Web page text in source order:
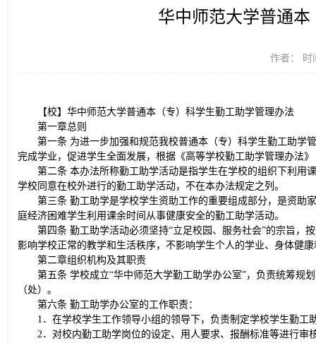
华中师范大学普通
作者： 时
【校】华中师范大学普通本（专）科学生勤工助学管理办法
第一章总则
第一条 为进一步加强和规范我校普通本（专）科学生勤工助学
完成学业，促进学生全面发展，根据《高等学校勤工助学管理办法
第二条 本办法所称勤工助学活动是指学生在学校的组织下利用
学校同意在校外进行的勤工助学活动，不在本办法规定之列。
第三条 勤工助学是学校学生资助工作的重要组成部分，是资助
庭经济困难学生利用课余时间从事健康安全的勤工助学活动。
第四条 勤工助学活动必须坚持“立足校园、服务社会”的宗旨，
影响学校正常的教学和生活秩序，不影响学生个人的学业、身体健
第二章组织机构及其职责
第五条 学校成立“华中师范大学勤工助学办公室”，负责统筹规
（处）。
第六条 勤工助学办公室的工作职责：
1．在学校学生工作领导小组的领导下，负责制定学校学生勤
2．对校内勤工助学岗位的设定、用人要求、报酬标准等进行